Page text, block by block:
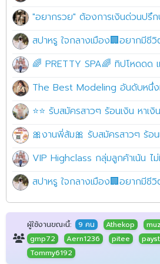
"อยากรวย" ต้องการเงินด่วนปรึ
สปาหรู ใจกลางเมือง🏢อยากมีชี
🌈 PRETTY SPA🌈 ทิปโหดดด
The Best Modeling อันดับหนึ่ง
⭐⭐ รับสมัครสาวๆ ร้อนเงิน หา
🎀งานพี่ส้ม🎀 รับสมัครสาวๆ ร้อ
VIP Highclass กลุ่มลูกค้าเน้น
สปาหรู ใจกลางเมือง🏢อยากมีชี
ผู้ใช้งานขณะนี้: 9 คน Athekop
gmp72
Aern1236 pitee
Tommy6192